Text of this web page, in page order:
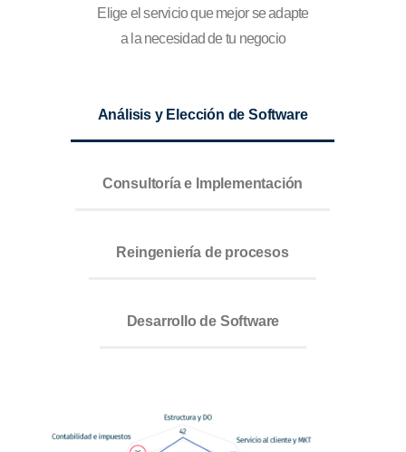
Elige el servicio que mejor se adapte
a la necesidad de tu negocio
Análisis y Elección de Software
Consultoría e Implementación
Reingeniería de procesos
Desarrollo de Software